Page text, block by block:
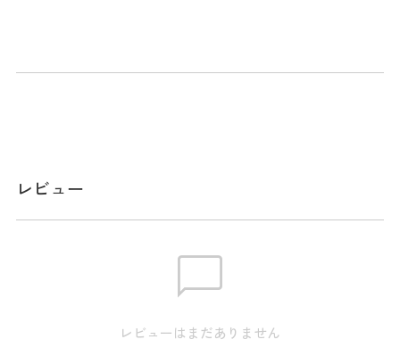
メーカー品番：ADMG6AK2
サイズ
※本表示は実寸となります。
ポリエステル
レビュー
レビューはまだありません